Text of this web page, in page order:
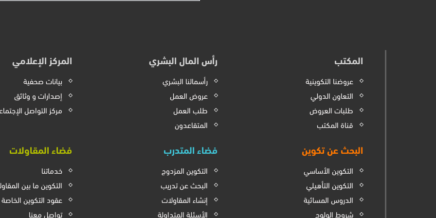
المكتب
عروضنا التكوينية
التعاون الدولي
طلبات العروض
قناة المكتب
رأس المال البشري
رأسمالنا البشري
عروض العمل
طلب العمل
المتقاعدون
المركز الإعلامي
بيانات صحفية
إصدارات و وثائق
مركز التواصل
البحث عن تكوين
التكوين الأساسي
التكوين التأهيلي
الدروس المسائية
شروط الولوج
فضاء المتدرب
التكوين المزدوج
البحث عن تدريب
إنشاء المقاولات
الأسئلة المتداولة
فضاء المقاولات
خدماتنا
التكوين ما بين
عقود التكوين الخاصة
تواصل معنا